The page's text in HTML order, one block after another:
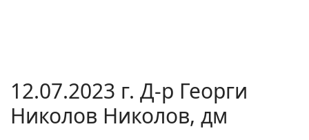
12.07.2023 г. Д-р Георги
Николов Николов, дм